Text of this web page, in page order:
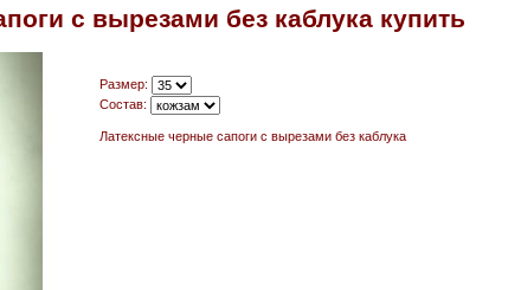
с вырезами без каблука купить
Размер:
Состав:
Латексные черные сапоги с вырезами без каблука